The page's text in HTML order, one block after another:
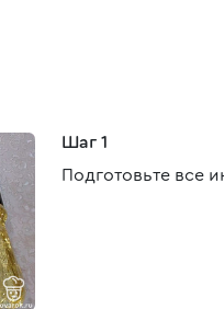
Шаг 1
Подготовьте все